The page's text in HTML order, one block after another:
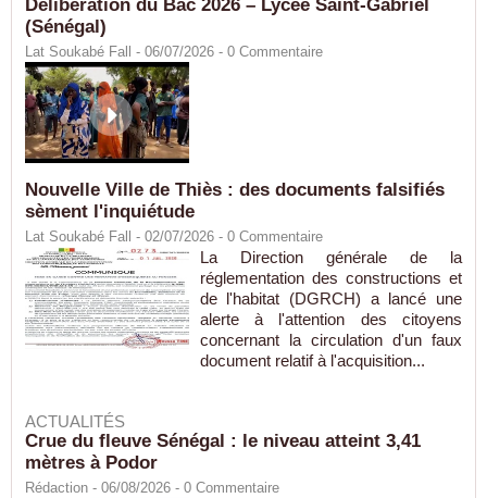
Délibération du Bac 2026 – Lycée Saint-Gabriel
(Sénégal)
Lat Soukabé Fall - 06/07/2026 - 0 Commentaire
Nouvelle Ville de Thiès : des documents falsifiés
sèment l'inquiétude
Lat Soukabé Fall - 02/07/2026 - 0 Commentaire
La Direction générale de la
réglementation des constructions et
de l'habitat (DGRCH) a lancé une
alerte à l'attention des citoyens
concernant la circulation d'un faux
document relatif à l'acquisition...
ACTUALITÉS
Crue du fleuve Sénégal : le niveau atteint 3,41
mètres à Podor
Rédaction - 06/08/2026 - 0 Commentaire